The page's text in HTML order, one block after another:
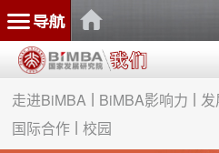
走进BiMBA BiMBA影响力 发
国际合作
校园